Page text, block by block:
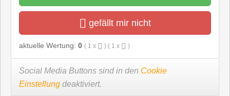
gefällt mir nicht
aktuelle Wertung: 0 ( 1 x ) ( 1 x )
Social Media Buttons sind in den Cookie
Einstellung deaktiviert.